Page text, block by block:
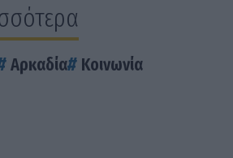
Αρκαδία Κοινωνία